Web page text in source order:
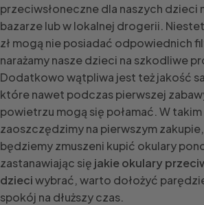
przeciwsłoneczne dla naszych dzieci
bazarze lub w lokalnej drogerii.
zł mogą nie posiadać odpowiednich
narażamy nasze dzieci na szkodliwe
Dodatkowo wątpliwa jest też jakość
które nawet podczas pierwszej
powietrzu mogą się połamać. W
zaoszczędzimy na pierwszym
będziemy zmuszeni kupić okulary
zastanawiając się jakie okulary
dzieciwybrać, warto dołożyć
spokój na dłuższy czas.